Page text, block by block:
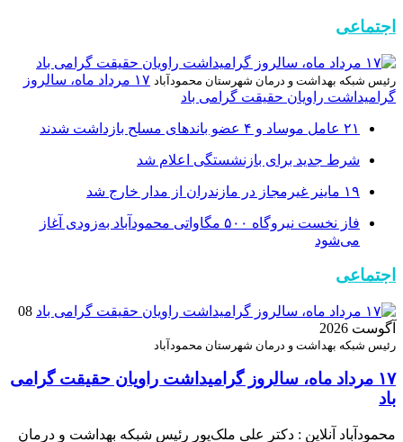
اجتماعی
رئیس شبکه بهداشت و درمان شهرستان محمودآباد
۱۷ مرداد ماه، سالروز
گرامیداشت راویان حقیقت گرامی باد
۲۱ عامل موساد و ۴ عضو باند‌های مسلح بازداشت شدند
شرط جدید برای بازنشستگی اعلام شد
۱۹ ماینر غیرمجاز در مازندران از مدار خارج شد
فاز نخست نیروگاه ۵۰۰ مگاواتی محمودآباد به‌زودی آغاز
می‌شود
اجتماعی
08
آگوست 2026
رئیس شبکه بهداشت و درمان شهرستان محمودآباد
۱۷ مرداد ماه، سالروز گرامیداشت راویان حقیقت گرامی
باد
محمودآباد آنلاین : دکتر علی ملک‌پور رئیس شبکه بهداشت و درمان